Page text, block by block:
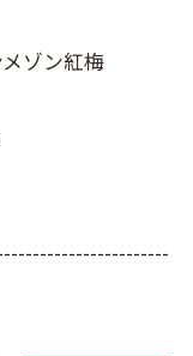
ゾン紅梅